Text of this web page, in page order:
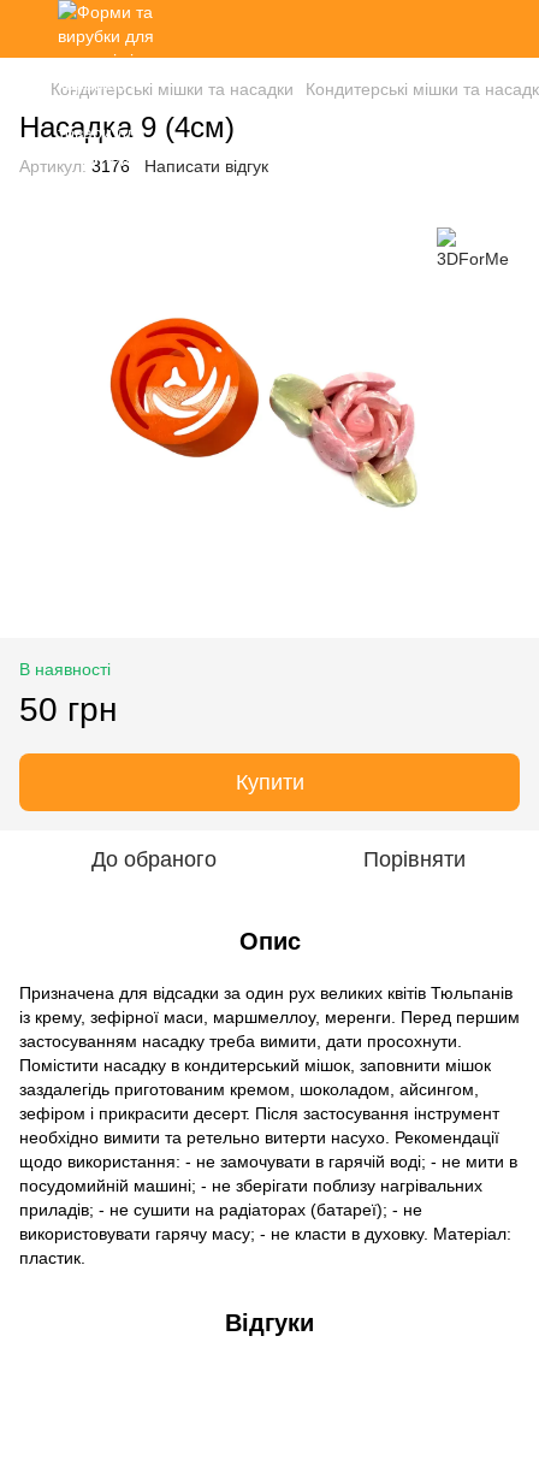
Кондитерські мішки та насадки Кондитерські мішки та
Насадка 9 (4см)
Артикул: 3176 Написати відгук
В наявності
50 грн
Купити
До обраного Порівняти
Опис
Призначена для відсадки за один рух великих квітів Тюльпанів
із крему, зефірної маси, маршмеллоу, меренги. Перед першим
застосуванням насадку треба вимити, дати просохнути.
Помістити насадку в кондитерський мішок, заповнити мішок
заздалегідь приготованим кремом, шоколадом, айсингом,
зефіром і прикрасити десерт. Після застосування інструмент
необхідно вимити та ретельно витерти насухо. Рекомендації
щодо використання: - не замочувати в гарячій воді; - не мити в
посудомийній машині; - не зберігати поблизу нагрівальних
приладів; - не сушити на радіаторах (батареї); - не
використовувати гарячу масу; - не класти в духовку. Матеріал:
пластик.
Відгуки